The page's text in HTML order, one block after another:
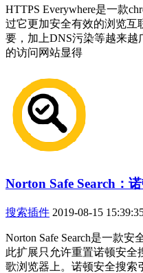
HTTPS Everywhere是一款
过它更加安全有效的浏览互
要，加上DNS污染等越来越
的访问网站显得
Norton Safe Search：
搜索插件 2019-08-15
Norton Safe Search是一款安
此扩展只允许重置诺顿安全
歌浏览器上。诺顿安全搜索